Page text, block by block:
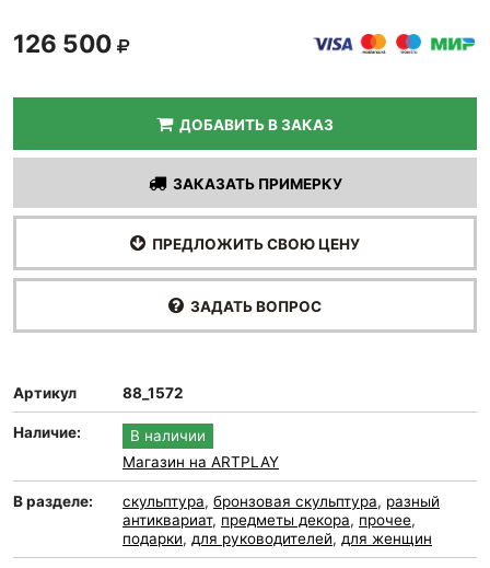
126 500
ДОБАВИТЬ В ЗАКАЗ
ЗАКАЗАТЬ ПРИМЕРКУ
ПРЕДЛОЖИТЬ СВОЮ ЦЕНУ
ЗАДАТЬ ВОПРОС
Артикул 88_1572
Наличие:
В наличии
Магазин на ARTPLAY
В разделе: скульптура, бронзовая скульптура, разный
антиквариат, предметы декора, прочее,
подарки, для руководителей, для женщин